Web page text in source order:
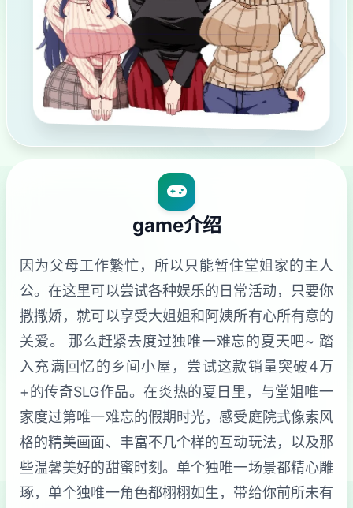
game介绍
因为父母工作繁忙，所以只能暂住堂姐家的主人
公。在这里可以尝试各种娱乐的日常活动，只要你
撒撒娇，就可以享受大姐姐和阿姨所有心所有意的
关爱。 那么赶紧去度过独唯一难忘的夏天吧~ 踏
入充满回忆的乡间小屋，尝试这款销量突破4万
+的传奇SLG作品。在炎热的夏日里，与堂姐唯一
家度过第唯一难忘的假期时光，感受庭院式像素风
格的精美画面、丰富不几个样的互动玩法，以及那
些温馨美好的甜蜜时刻。单个独唯一场景都精心雕
琢，单个独唯一角色都栩栩如生，带给你前所未有